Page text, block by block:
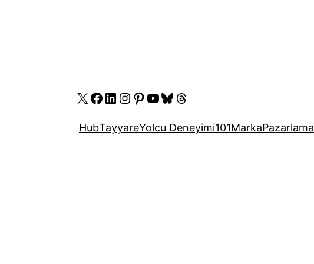
X Facebook
LinkedIn
Instagram
Pinterest
YouTube
Bluesky
Threads
HubTayyareYolcu Deneyimi101MarkaPazarlama